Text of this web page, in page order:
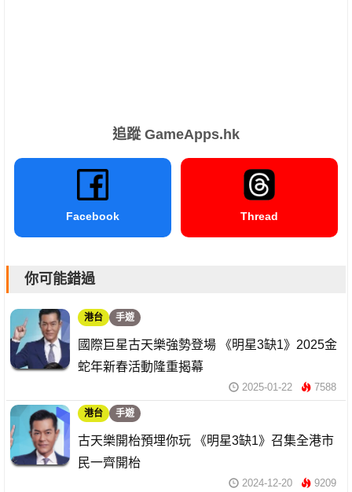
追蹤 GameApps.hk
Facebook Thread
你可能錯過
港台 手遊
國際巨星古天樂強勢登場 《明星3缺1》2025金
蛇年新春活動隆重揭幕
2025-01-22 7588
港台 手遊
古天樂開枱預埋你玩 《明星3缺1》召集全港市
民一齊開枱
2024-12-20 9209